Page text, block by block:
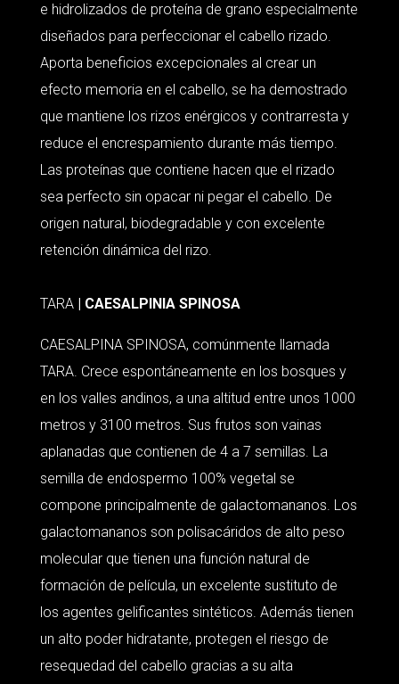
e hidrolizados de proteína de grano especialmente
diseñados para perfeccionar el cabello rizado.
Aporta beneficios excepcionales al crear un
efecto memoria en el cabello, se ha demostrado
que mantiene los rizos enérgicos y contrarresta y
reduce el encrespamiento durante más tiempo.
Las proteínas que contiene hacen que el rizado
sea perfecto sin opacar ni pegar el cabello. De
origen natural, biodegradable y con excelente
retención dinámica del rizo.
TARA| CAESALPINIA SPINOSA
CAESALPINA SPINOSA, comúnmente llamada
TARA. Crece espontáneamente en los bosques y
en los valles andinos, a una altitud entre unos 1000
metros y 3100 metros. Sus frutos son vainas
aplanadas que contienen de 4 a 7 semillas. La
semilla de endospermo 100% vegetal se
compone principalmente de galactomananos. Los
galactomananos son polisacáridos de alto peso
molecular que tienen una función natural de
formación de película, un excelente sustituto de
los agentes gelificantes sintéticos. Además tienen
un alto poder hidratante, protegen el riesgo de
resequedad del cabello gracias a su alta